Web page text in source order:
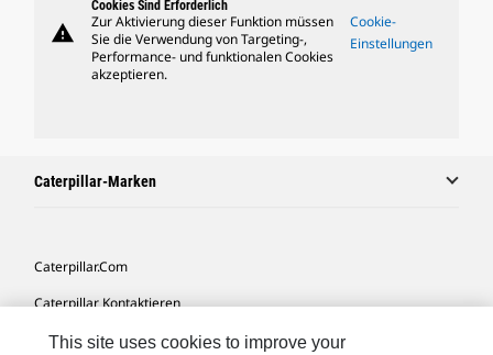
warning
Cookies Sind Erforderlich
Zur Aktivierung dieser Funktion müssen
Sie die Verwendung von Targeting-,
Performance- und funktionalen Cookies
akzeptieren.
Cookie-
Einstellungen
Caterpillar-Marken
Caterpillar.com
Caterpillar Kontaktieren
Meine Marketing-Präferenzen
This site uses cookies to improve your